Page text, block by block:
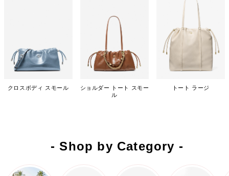
クロスボディ スモール
ショルダー トート スモー
ル
トート ラージ
- Shop by Category -